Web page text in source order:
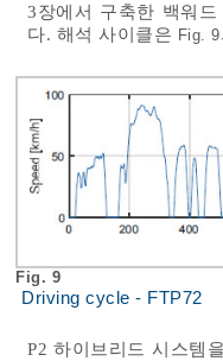
3장에서 구축한 백워
다. 해석 사이클은 Fig. 9
Fig. 9
Driving cycle - FTP72
P2 하이브리드 시스템